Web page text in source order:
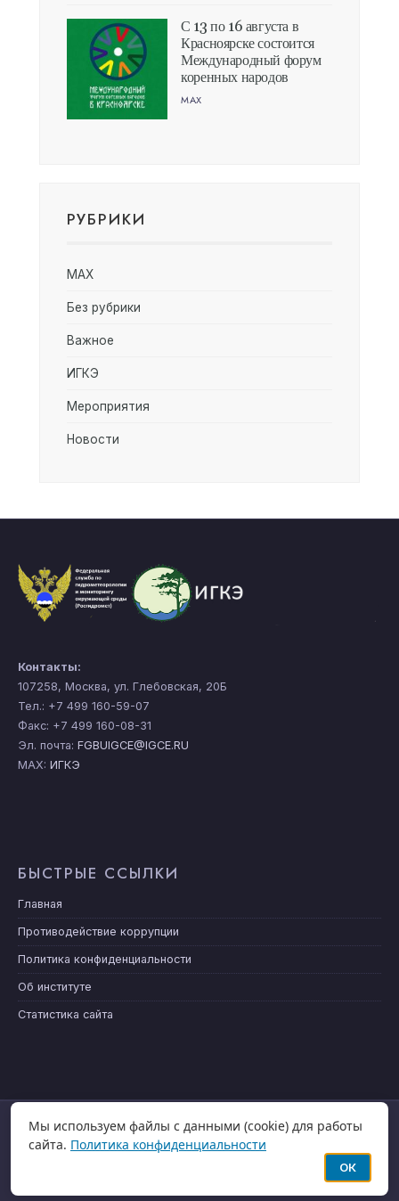
С 13 по 16 августа в
Красноярске состоится
Международный форум
коренных народов
MAX
РУБРИКИ
MAX
Без рубрики
Важное
ИГКЭ
Мероприятия
Новости
Контакты:
107258, Москва, ул. Глебовская, 20Б
Тел.: +7 499 160-59-07
Факс: +7 499 160-08-31
Эл. почта: FGBUIGCE@IGCE.RU
MAX: ИГКЭ
БЫСТРЫЕ ССЫЛКИ
Главная
Противодействие коррупции
Политика конфиденциальности
Об институте
Статистика сайта
ГЛАВНАЯ НОВОСТИ
Мы используем файлы с данными (cookie) для работы
сайта. Политика конфиденциальности
ОК